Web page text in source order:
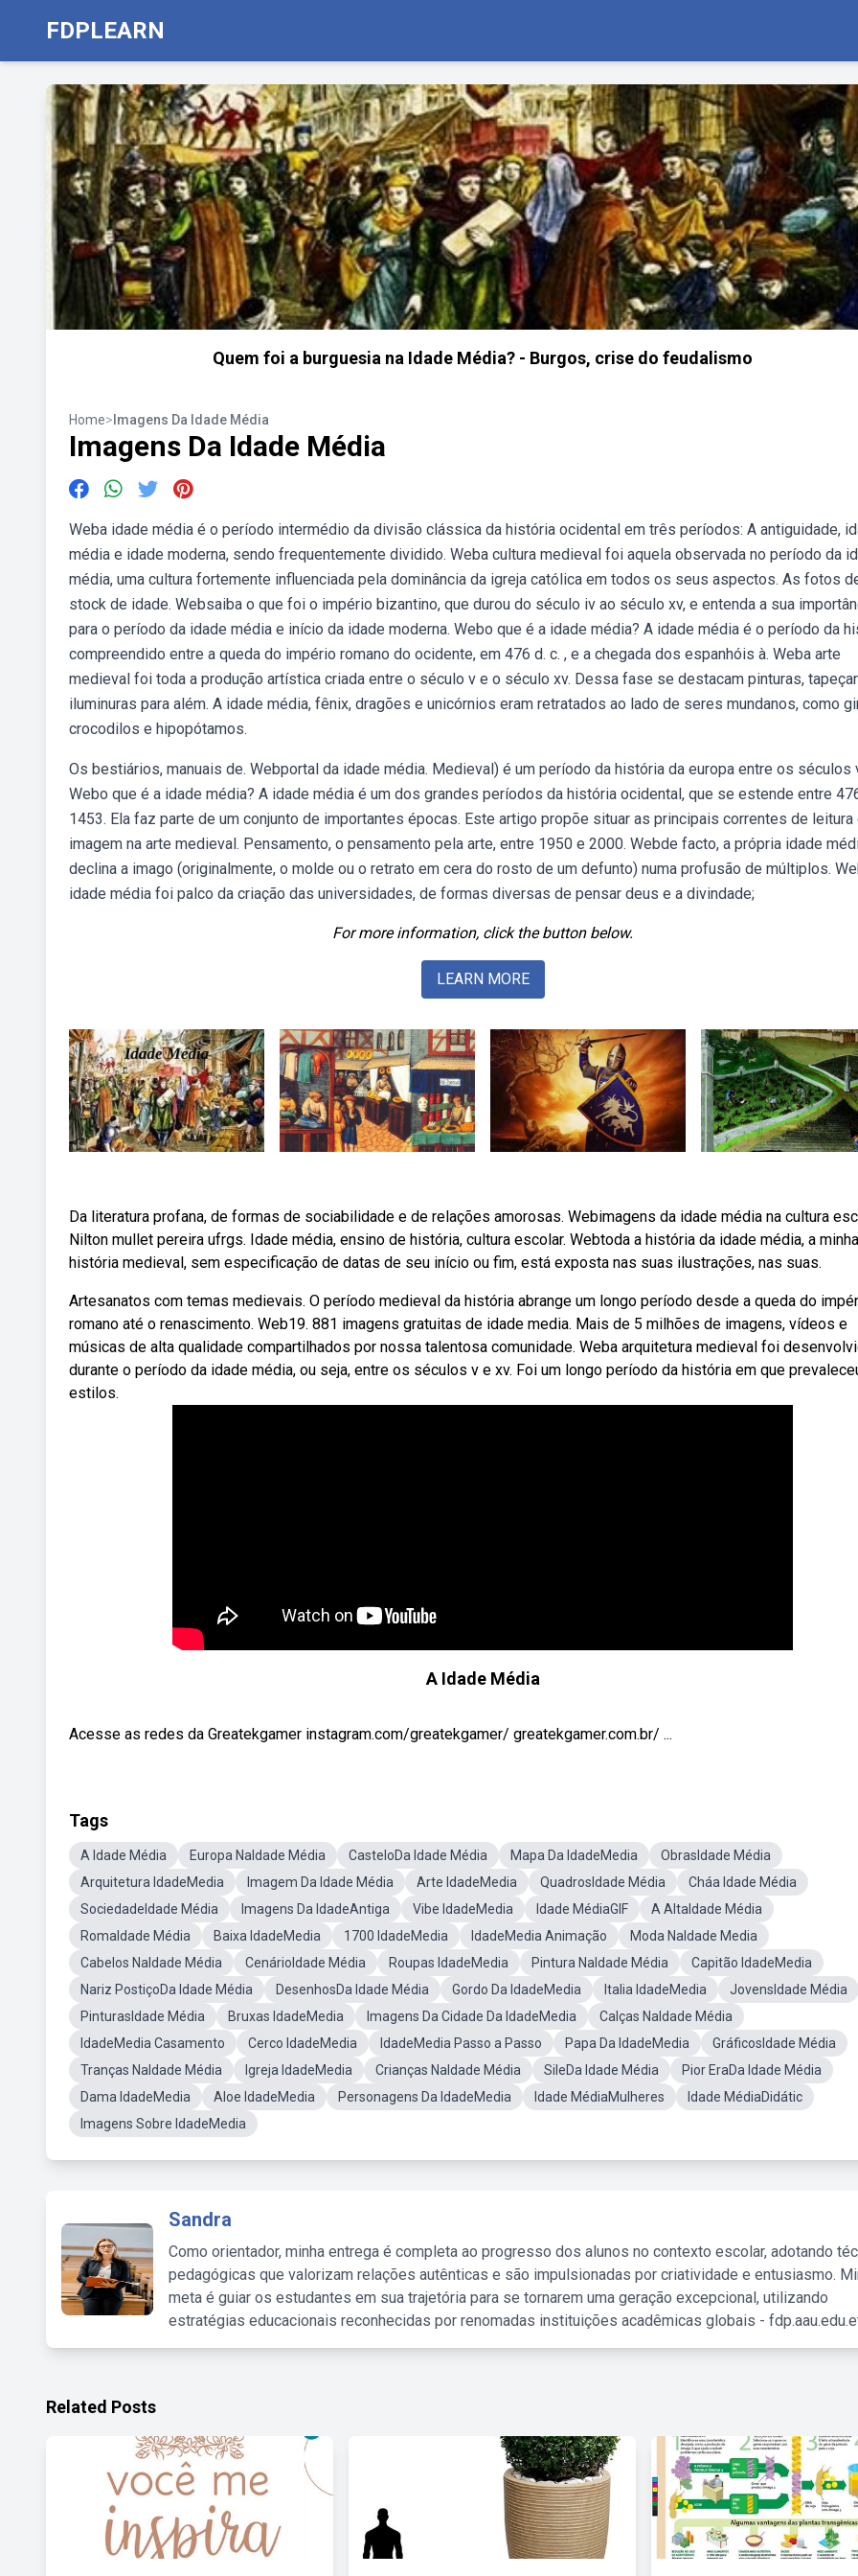
FDPLEARN
Quem foi a burguesia na Idade Média? - Burgos, crise do feudalismo
Home> Imagens Da Idade Média
Imagens Da Idade Média
Weba idade média é o período intermédio da divisão clássica da história ocidental em três períodos: A antiguidade,
média e idade moderna, sendo frequentemente dividido. Weba cultura medieval foi aquela observada no período da
média, uma cultura fortemente influenciada pela dominância da igreja católica em todos os seus aspectos. As fotos
stock de idade. Websaiba o que foi o império bizantino, que durou do século iv ao século xv, e entenda a sua
para o período da idade média e início da idade moderna. Webo que é a idade média? A idade média é o período da
compreendido entre a queda do império romano do ocidente, em 476 d. c. , e a chegada dos espanhóis à. Weba arte
medieval foi toda a produção artística criada entre o século v e o século xv. Dessa fase se destacam pinturas,
iluminuras para além. A idade média, fênix, dragões e unicórnios eram retratados ao lado de seres mundanos, como
crocodilos e hipopótamos.
Os bestiários, manuais de. Webportal da idade média. Medieval) é um período da história da europa entre os séculos
Webo que é a idade média? A idade média é um dos grandes períodos da história ocidental, que se estende entre
1453. Ela faz parte de um conjunto de importantes épocas. Este artigo propõe situar as principais correntes de leitura
imagem na arte medieval. Pensamento, o pensamento pela arte, entre 1950 e 2000. Webde facto, a própria idade
declina a imago (originalmente, o molde ou o retrato em cera do rosto de um defunto) numa profusão de múltiplos.
idade média foi palco da criação das universidades, de formas diversas de pensar deus e a divindade;
For more information, click the button below.
LEARN MORE
Da literatura profana, de formas de sociabilidade e de relações amorosas. Webimagens da idade média na cultura
Nilton mullet pereira ufrgs. Idade média, ensino de história, cultura escolar. Webtoda a história da idade média, a minha
história medieval, sem especificação de datas de seu início ou fim, está exposta nas suas ilustrações, nas suas.
Artesanatos com temas medievais. O período medieval da história abrange um longo período desde a queda do
romano até o renascimento. Web19. 881 imagens gratuitas de idade media. Mais de 5 milhões de imagens, vídeos e
músicas de alta qualidade compartilhados por nossa talentosa comunidade. Weba arquitetura medieval foi
durante o período da idade média, ou seja, entre os séculos v e xv. Foi um longo período da história em que
estilos.
A Idade Média
Acesse as redes da Greatekgamer instagram.com/greatekgamer/ greatekgamer.com.br/ ...
Tags
A Idade Média Europa NaIdade Média CasteloDa Idade Média Mapa Da IdadeMedia
ObrasIdade Média
Arquitetura IdadeMedia
Imagem Da Idade Média Arte IdadeMedia QuadrosIdade Média
Cháa Idade Média
SociedadeIdade Média
Imagens Da IdadeAntiga Vibe IdadeMedia Idade MédiaGIF
A AltaIdade Média
RomaIdade Média
Baixa IdadeMedia 1700 IdadeMedia IdadeMedia Animação
Moda NaIdade Media
Cabelos NaIdade Média
CenárioIdade Média Roupas IdadeMedia Pintura NaIdade Média
Capitão IdadeMedia
Nariz PostiçoDa Idade Média
DesenhosDa Idade Média Gordo Da IdadeMedia Italia IdadeMedia
JovensIdade Média
PinturasIdade Média
Bruxas IdadeMedia Imagens Da Cidade Da IdadeMedia
Calças NaIdade Média
IdadeMedia Casamento
Cerco IdadeMedia IdadeMedia Passo a Passo Papa Da IdadeMedia
GráficosIdade Média
Tranças NaIdade Média
Igreja IdadeMedia Crianças NaIdade Média SileDa Idade Média
Pior EraDa Idade Média
Dama IdadeMedia
Aloe IdadeMedia Personagens Da IdadeMedia Idade MédiaMulheres
Idade MédiaDidátic
Imagens Sobre IdadeMedia
Sandra
Como orientador, minha entrega é completa ao progresso dos alunos no contexto escolar, adotando
pedagógicas que valorizam relações autênticas e são impulsionadas por criatividade e entusiasmo.
meta é guiar os estudantes em sua trajetória para se tornarem uma geração excepcional, utilizando
estratégias educacionais reconhecidas por renomadas instituições acadêmicas globais -
Related Posts